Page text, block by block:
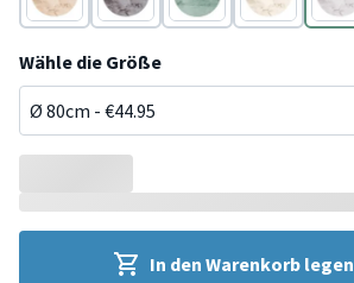
Beige AnthrazitTürkis Creme Grau
Wähle die Größe
In den Warenkorb legen